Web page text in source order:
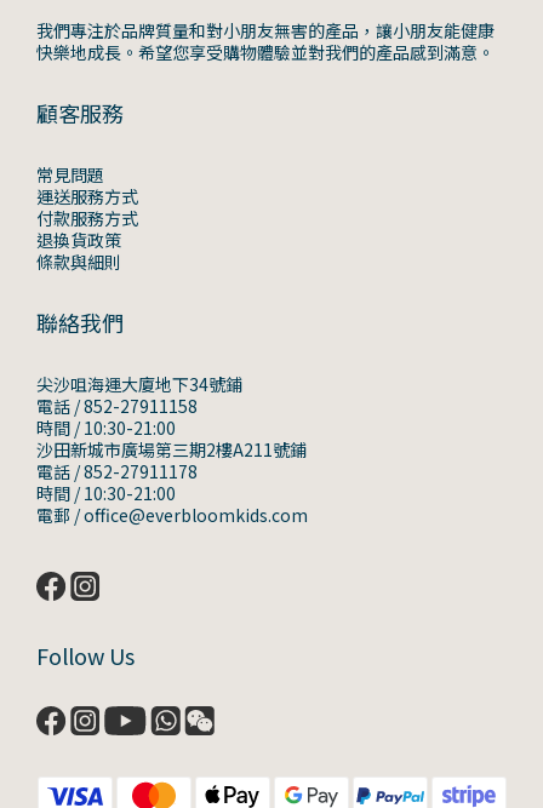
我們專注於品牌質量和對小朋友無害的產品，讓小朋友能健康
快樂地成長。希望您享受購物體驗並對我們的產品感到滿意。
顧客服務
常見問題
運送服務方式
付款服務方式
退換貨政策
條款與細則
聯絡我們
尖沙咀海運大廈地下34號鋪
電話 / 852-27911158
時間 / 10:30-21:00
沙田新城市廣場第三期2樓A211號鋪
電話 / 852-27911178
時間 / 10:30-21:00
電郵 / office@everbloomkids.com
Follow Us